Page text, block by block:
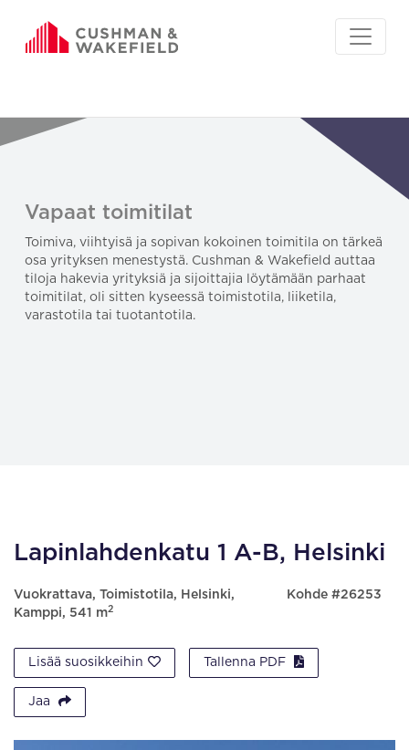
Vapaat toimitilat
Toimiva, viihtyisä ja sopivan kokoinen toimitila on tärkeä
osa yrityksen menestystä. Cushman & Wakefield auttaa
tiloja hakevia yrityksiä ja sijoittajia löytämään parhaat
toimitilat, oli sitten kyseessä toimistotila, liiketila,
varastotila tai tuotantotila.
Lapinlahdenkatu 1 A-B, Helsinki
Vuokrattava, Toimistotila, Helsinki,
Kamppi, 541 m2
Kohde #26253
Lisää suosikkeihin Tallenna PDF
Jaa